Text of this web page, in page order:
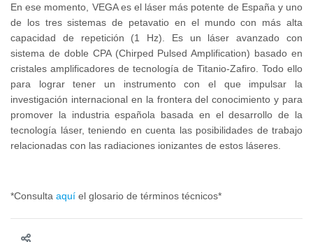
En ese momento, VEGA es el láser más potente de España y uno
de los tres sistemas de petavatio en el mundo con más alta
capacidad de repetición (1 Hz). Es un láser avanzado con
sistema de doble CPA (Chirped Pulsed Amplification) basado en
cristales amplificadores de tecnología de Titanio-Zafiro. Todo ello
para lograr tener un instrumento con el que impulsar la
investigación internacional en la frontera del conocimiento y para
promover la industria española basada en el desarrollo de la
tecnología láser, teniendo en cuenta las posibilidades de trabajo
relacionadas con las radiaciones ionizantes de estos láseres.
*Consulta aquí el glosario de términos técnicos*